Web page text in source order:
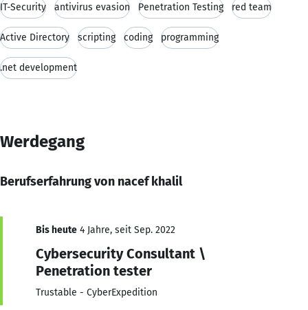
IT-Security antivirus evasion Penetration Testing red team
Active Directory scripting coding programming
.net development
Werdegang
Berufserfahrung von nacef khalil
Bis heute 4 Jahre, seit Sep. 2022
Cybersecurity Consultant \
Penetration tester
Trustable - CyberExpedition